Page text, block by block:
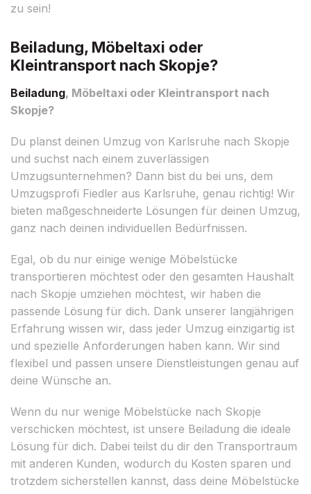
zu sein!
Beiladung, Möbeltaxi oder
Kleintransport nach Skopje?
Beiladung, Möbeltaxi oder Kleintransport nach
Skopje?
Du planst deinen Umzug von Karlsruhe nach Skopje
und suchst nach einem zuverlässigen
Umzugsunternehmen? Dann bist du bei uns, dem
Umzugsprofi Fiedler aus Karlsruhe, genau richtig! Wir
bieten maßgeschneiderte Lösungen für deinen Umzug,
ganz nach deinen individuellen Bedürfnissen.
Egal, ob du nur einige wenige Möbelstücke
transportieren möchtest oder den gesamten Haushalt
nach Skopje umziehen möchtest, wir haben die
passende Lösung für dich. Dank unserer langjährigen
Erfahrung wissen wir, dass jeder Umzug einzigartig ist
und spezielle Anforderungen haben kann. Wir sind
flexibel und passen unsere Dienstleistungen genau auf
deine Wünsche an.
Wenn du nur wenige Möbelstücke nach Skopje
verschicken möchtest, ist unsere Beiladung die ideale
Lösung für dich. Dabei teilst du dir den Transportraum
mit anderen Kunden, wodurch du Kosten sparen und
trotzdem sicherstellen kannst, dass deine Möbelstücke